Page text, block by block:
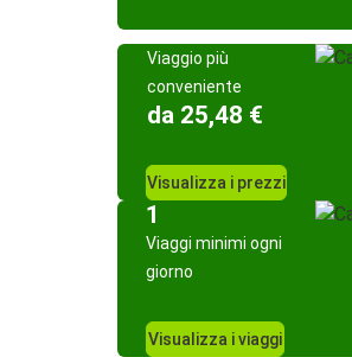
Viaggio più
conveniente
da 25,48 €
Visualizza i prezzi
1
Viaggi minimi ogni
giorno
Visualizza i viaggi